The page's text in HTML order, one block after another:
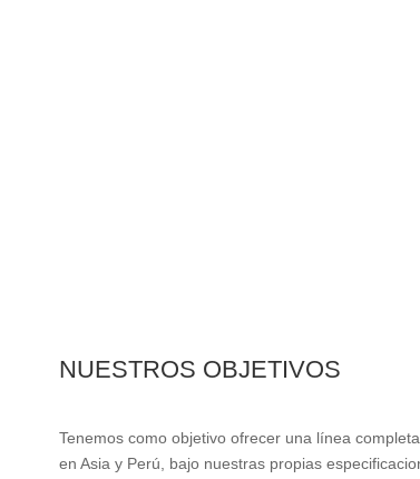
NUESTROS OBJETIVOS
Tenemos como objetivo ofrecer una línea
en Asia y Perú, bajo nuestras propias